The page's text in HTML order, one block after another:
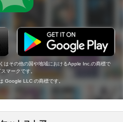
はその他の国や地域におけるApple Inc.の商標で
マークです。
Google LLC の商標です。